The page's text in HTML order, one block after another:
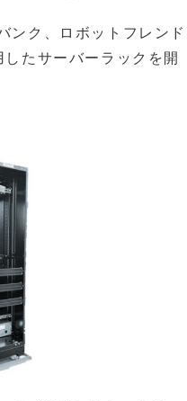
ンク、ロボットフレンド
たサーバーラックを開